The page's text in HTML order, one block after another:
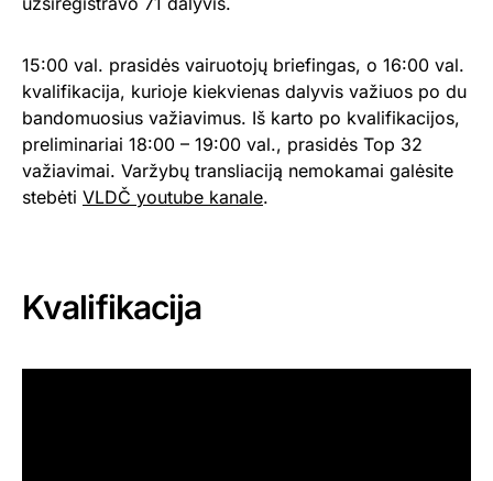
15:00 val. prasidės vairuotojų briefingas, o 16:00 val.
kvalifikacija, kurioje kiekvienas dalyvis važiuos po du
bandomuosius važiavimus. Iš karto po kvalifikacijos,
preliminariai 18:00 – 19:00 val., prasidės Top 32
važiavimai. Varžybų transliaciją nemokamai galėsite
stebėti VLDČ youtube kanale.
Kvalifikacija